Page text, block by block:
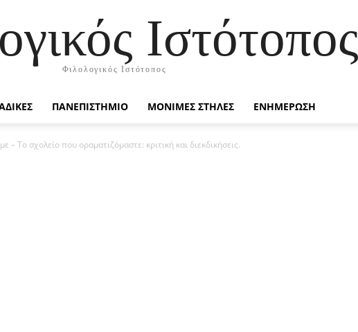
Ιστότοπος
Φιλολογικός Ιστότοπος
ΠΑΝΕΠΙΣΤΗΜΙΟ ΜΟΝΙΜΕΣ ΣΤΗΛΕΣ ΕΝΗΜΕΡΩΣΗ
– Το σχολείο που οραματιζόμαστε: κριτική και διεκδικήσεις.